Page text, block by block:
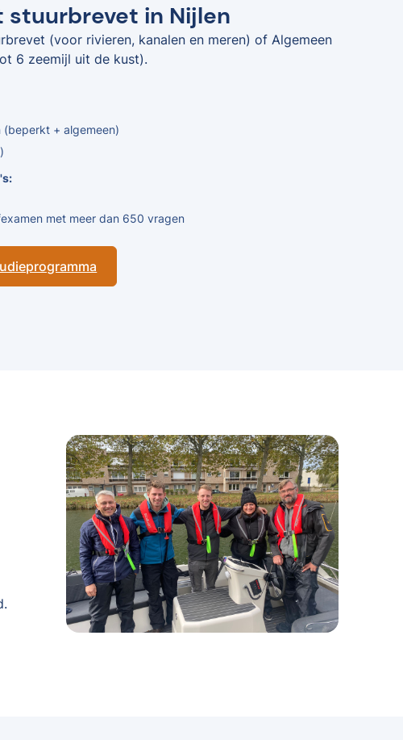
in Nijlen
(voor rivieren, kanalen en meren) of Algemeen
6 zeemijl uit de kust).
+ algemeen)
met meer dan 650 vragen